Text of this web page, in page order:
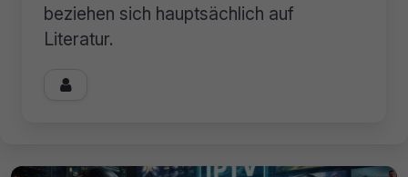
beziehen sich hauptsächlich auf
Literatur.
